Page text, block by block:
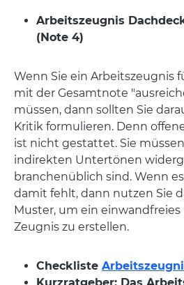
Arbeitszeugnis
(Note 4)
Wenn Sie ein Arbeitszeugnis
mit der Gesamtnote
müssen, dann sollten Sie
Kritik formulieren. Denn
ist nicht gestattet. Sie
indirekten Untertönen
branchenüblich sind. Wenn
damit fehlt, dann nutzen Sie
Muster, um ein
Zeugnis zu erstellen.
Checkliste